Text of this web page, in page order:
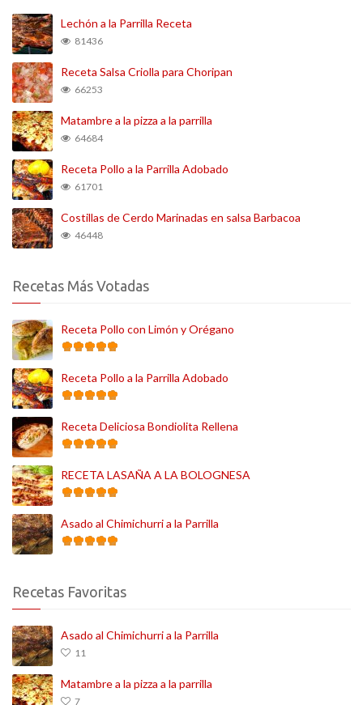
Lechón a la Parrilla Receta
81436
Receta Salsa Criolla para Choripan
66253
Matambre a la pizza a la parrilla
64684
Receta Pollo a la Parrilla Adobado
61701
Costillas de Cerdo Marinadas en salsa Barbacoa
46448
Recetas Más Votadas
Receta Pollo con Limón y Orégano
Receta Pollo a la Parrilla Adobado
Receta Deliciosa Bondiolita Rellena
RECETA LASAÑA A LA BOLOGNESA
Asado al Chimichurri a la Parrilla
Recetas Favoritas
Asado al Chimichurri a la Parrilla
11
Matambre a la pizza a la parrilla
7